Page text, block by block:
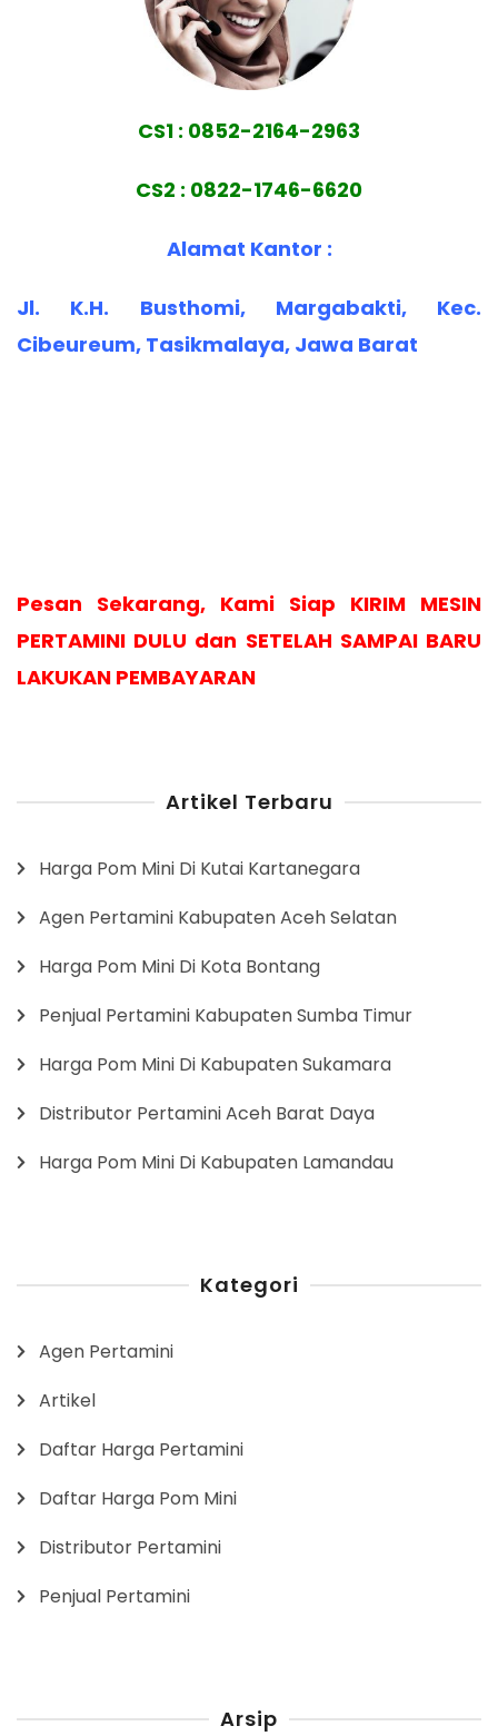
CS1 : 0852-2164-2963
CS2 : 0822-1746-6620
Alamat Kantor :
Jl. K.H. Busthomi, Margabakti, Kec.
Cibeureum, Tasikmalaya, Jawa Barat
Pesan Sekarang, Kami Siap KIRIM MESIN
PERTAMINI DULU dan SETELAH SAMPAI BARU
LAKUKAN PEMBAYARAN
Artikel Terbaru
Harga Pom Mini Di Kutai Kartanegara
Agen Pertamini Kabupaten Aceh Selatan
Harga Pom Mini Di Kota Bontang
Penjual Pertamini Kabupaten Sumba Timur
Harga Pom Mini Di Kabupaten Sukamara
Distributor Pertamini Aceh Barat Daya
Harga Pom Mini Di Kabupaten Lamandau
Kategori
Agen Pertamini
Artikel
Daftar Harga Pertamini
Daftar Harga Pom Mini
Distributor Pertamini
Penjual Pertamini
Arsip